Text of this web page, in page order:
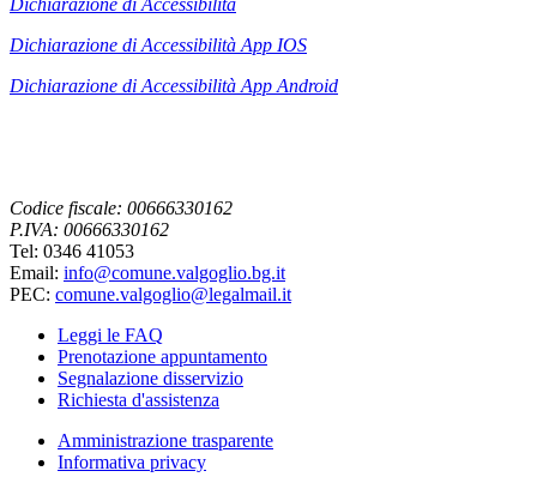
Dichiarazione di Accessibilità App IOS
Dichiarazione di Accessibilità App Android
Codice fiscale: 00666330162
P.IVA: 00666330162
Tel: 0346 41053
Email: info@comune.valgoglio.bg.it
PEC: comune.valgoglio@legalmail.it
Leggi le FAQ
Prenotazione appuntamento
Segnalazione disservizio
Richiesta d'assistenza
Amministrazione trasparente
Informativa privacy